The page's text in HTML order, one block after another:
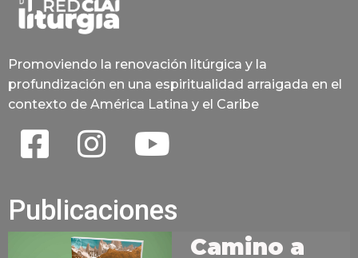
Promoviendo la renovación litúrgica y la
profundización en una espiritualidad arraigada en el
contexto de América Latina y el Caribe
Publicaciones
Camino a